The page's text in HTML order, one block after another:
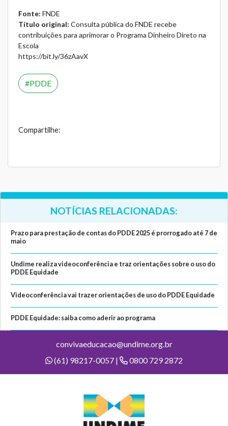
Fonte: FNDE
Título original: Consulta pública do FNDE recebe
contribuições para aprimorar o Programa Dinheiro Direto na
Escola
https://bit.ly/36zAavX
PDDE
Compartilhe:
NOTÍCIAS RELACIONADAS:
Prazo para prestação de contas do PDDE 2025 é prorrogado até 7 de
maio
Undime realiza videoconferência e traz orientações sobre o uso do
PDDE Equidade
Videoconferência vai trazer orientações de uso do PDDE Equidade
PDDE Equidade: saiba como aderir ao programa
convivaeducacao@undime.org.br
(61) 98217-0057 |
0800 729 2872